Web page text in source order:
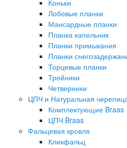
Коньки
Лобовые планки
Мансардные планки
Планка капельник
Планки примыкания
Планки
Торцевые планки
Тройники
Четверники
ЦПЧ и Натуральная
Комплектующие Braas
ЦПЧ Braas
Фальцевая кровля
Кликфальц